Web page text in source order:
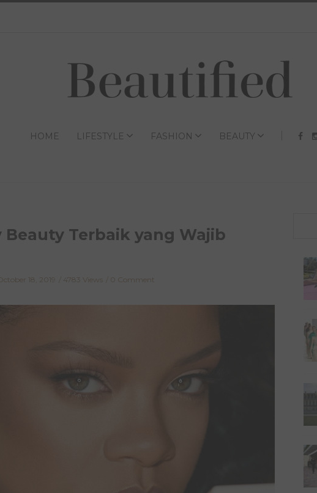
HOME LIFESTYLE FASHION BEAUTY
Beauty Terbaik yang Wajib
18, 2019 4783 Views 0 Comment